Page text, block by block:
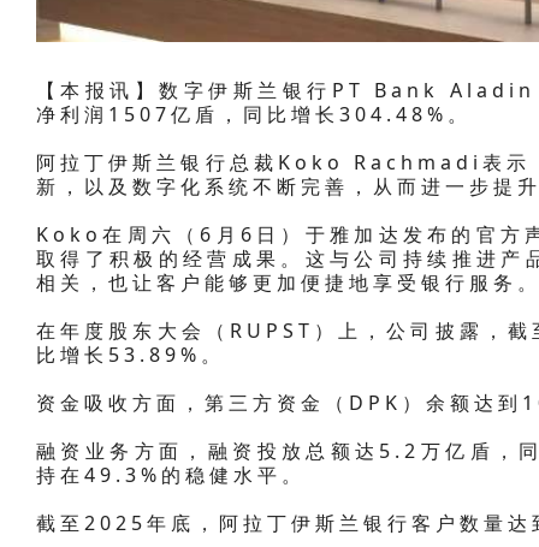
【本报讯】数字伊斯兰银行PT Bank
净利润1507亿盾，同比增长304.48%。
阿拉丁伊斯兰银行总裁Koko Rachmadi表示
新，以及数字化系统不断完善，从而进一步提
Koko在周六（6月6日）于雅加达发布的官方
取得了积极的经营成果。这与公司持续推进
相关，也让客户能够更加便捷地享受银行服务
在年度股东大会（RUPST）上，公司披露，
比增长53.89%。
资金吸收方面，第三方资金（DPK）余额达
融资业务方面，融资投放总额达5.2万亿盾，
持在49.3%的稳健水平。
截至2025年底，阿拉丁伊斯兰银行客户数量